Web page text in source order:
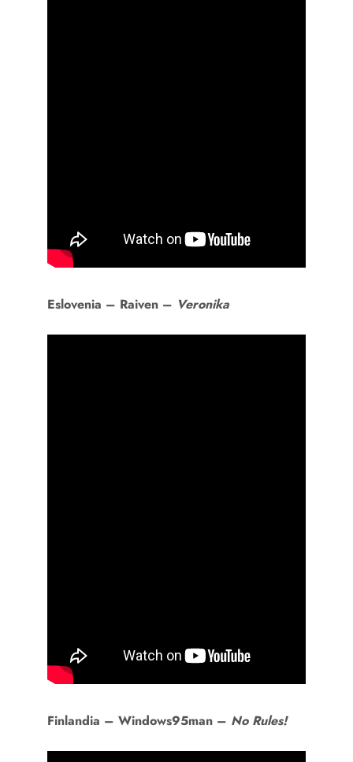
Eslovenia – Raiven – Veronika
Finlandia – Windows95man – No Rules!